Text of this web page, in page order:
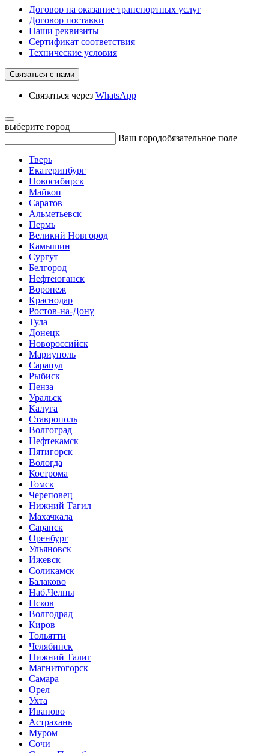
Договор на оказание транспортных услуг
Договор поставки
Наши реквизиты
Сертификат соответствия
Технические условия
Связаться с нами
Связаться через WhatsApp
выберите город
Ваш городобязательное поле
Тверь
Екатеринбург
Новосибирск
Майкоп
Саратов
Альметьевск
Пермь
Великий Новгород
Камышин
Сургут
Белгород
Нефтеюганск
Воронеж
Краснодар
Ростов-на-Дону
Тула
Донецк
Новороссийск
Мариуполь
Сарапул
Рыбиск
Пенза
Уральск
Калуга
Ставрополь
Волгоград
Нефтекамск
Пятигорск
Вологда
Кострома
Томск
Череповец
Нижний Тагил
Махачкала
Саранск
Оренбург
Ульяновск
Ижевск
Соликамск
Балаково
Наб.Челны
Псков
Волгодрад
Киров
Тольятти
Челябинск
Нижний Талиг
Магнитогорск
Самара
Орел
Ухта
Иваново
Астрахань
Муром
Сочи